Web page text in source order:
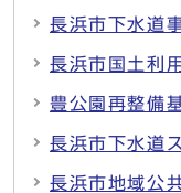
長浜市下水道
長浜市国土利
豊公園再整備
長浜市下水道
長浜市地域公